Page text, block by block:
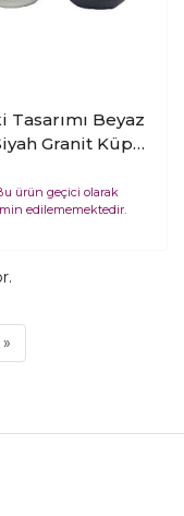
Tasarımı Beyaz
Granit Küp
Büyük Boy
Set
ürün geçici olarak
edilememektedir.
»